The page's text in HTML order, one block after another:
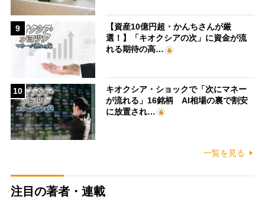
9
【資産10億円超・かんちさんが厳
選！】「キオクシアの次」に資金が流
れる期待の高…
10
キオクシア・ショックで「次にマネー
が流れる」16銘柄 AI相場の裏で割安
に放置され…
一覧を見る
注目の著者・連載